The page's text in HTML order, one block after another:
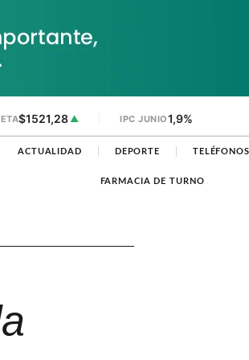
$1521,28 ▲ IPC JUNIO1,9%
ACTUALIDAD DEPORTE
FARMACIA DE TURNO